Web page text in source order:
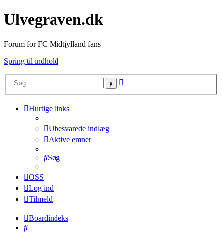
Ulvegraven.dk
Forum for FC Midtjylland fans
Spring til indhold
Søg
Hurtige links
Ubesvarede indlæg
Aktive emner
Søg
OSS
Log ind
Tilmeld
Boardindeks
Søg